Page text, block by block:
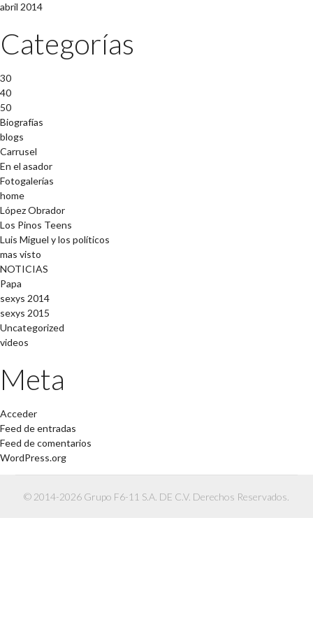
abril 2014
Categorías
30
40
50
Biografías
blogs
Carrusel
En el asador
Fotogalerías
home
López Obrador
Los Pinos Teens
Luis Miguel y los políticos
mas visto
NOTICIAS
Papa
sexys 2014
sexys 2015
Uncategorized
videos
Meta
Acceder
Feed de entradas
Feed de comentarios
WordPress.org
© 2014-2026 Grupo F6-11 S.A. DE C.V. Derechos Reservados.